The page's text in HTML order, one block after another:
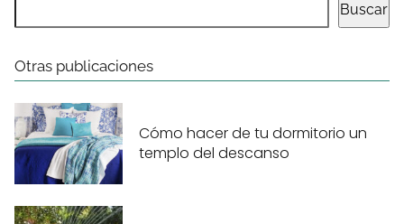
Buscar
Otras publicaciones
Cómo hacer de tu dormitorio un
templo del descanso